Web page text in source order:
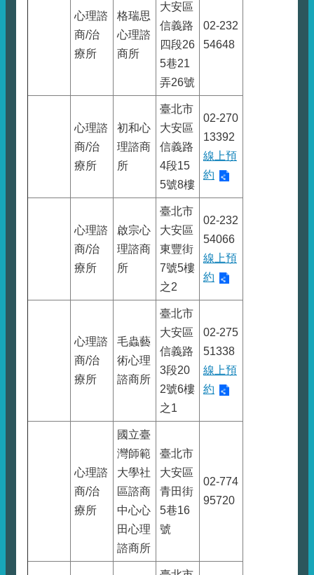
心理諮
商/治
療所
格瑞思
心理諮
商所
大安區
信義路
四段26
5巷21
弄26號
02-232
54648
心理諮
商/治
療所
初和心
理諮商
所
臺北市
大安區
信義路
4段15
5號8樓
02-270
13392
線上預
約
心理諮
商/治
療所
啟宗心
理諮商
所
臺北市
大安區
東豐街
7號5樓
之2
02-232
54066
線上預
約
心理諮
商/治
療所
毛蟲藝
術心理
諮商所
臺北市
大安區
信義路
3段20
2號6樓
之1
02-275
51338
線上預
約
心理諮
商/治
療所
國立臺
灣師範
大學社
區諮商
中心心
田心理
諮商所
臺北市
大安區
青田街
5巷16
號
02-774
95720